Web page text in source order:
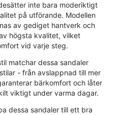
inte bara moderiktigt
på utförande. Modellen
av gediget hantverk och
högsta kvalitet, vilket
vid varje steg.
matchar dessa sandaler
- från avslappnad till mer
bärkomfort och låter
viktigt under varma dagar.
dessa sandaler till ett bra